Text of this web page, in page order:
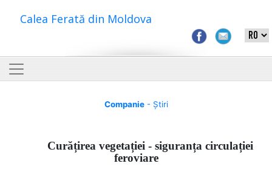
Calea Ferată din Moldova
Companie- Știri
Curățirea vegetației - siguranța circulației
feroviare